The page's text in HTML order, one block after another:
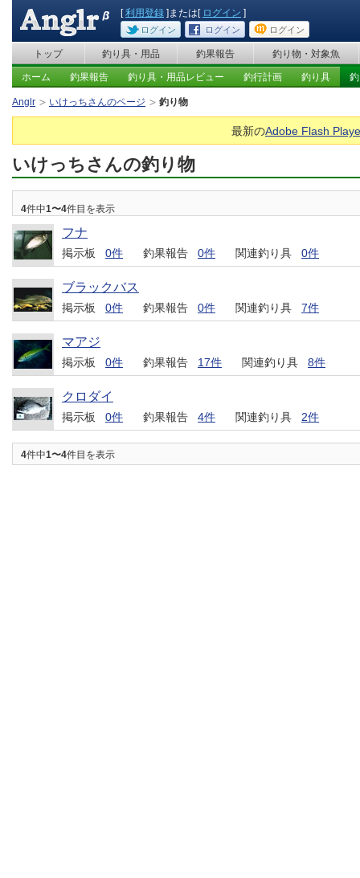
[利用登録 ]または[ ログイン ]
ログイン ログイン ログイン
トップ 釣り具・用品 釣果報告 釣り物・対象魚
ホーム 釣果報告 釣り具・用品レビュー 釣行計画 釣り具
Anglr いけっちさんのページ 釣り物
最新のAdobe Flash
いけっちさんの釣り物
4件中1〜4件目を表示
フナ
掲示板 0件 釣果報告 0件 関連釣り具 0件
ブラックバス
掲示板 0件 釣果報告 0件 関連釣り具 7件
マアジ
掲示板 0件 釣果報告 17件 関連釣り具 8件
クロダイ
掲示板 0件 釣果報告 4件 関連釣り具 2件
4件中1〜4件目を表示